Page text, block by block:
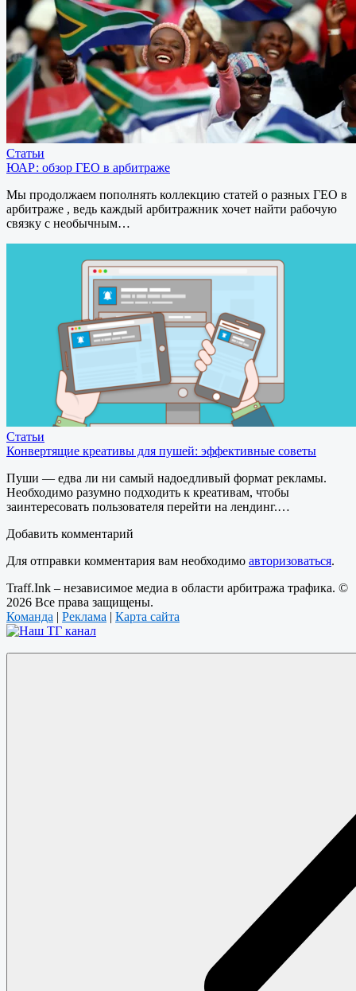
Статьи
ЮАР: обзор ГЕО в арбитраже
Мы продолжаем пополнять коллекцию статей о разных ГЕО в
арбитраже , ведь каждый арбитражник хочет найти рабочую
связку с необычным…
Статьи
Конвертящие креативы для пушей: эффективные советы
Пуши — едва ли ни самый надоедливый формат рекламы.
Необходимо разумно подходить к креативам, чтобы
заинтересовать пользователя перейти на лендинг.…
Добавить комментарий
Для отправки комментария вам необходимо авторизоваться.
Traff.Ink – независимое медиа в области арбитража трафика. ©
2026 Все права защищены.
Команда | Реклама | Карта сайта